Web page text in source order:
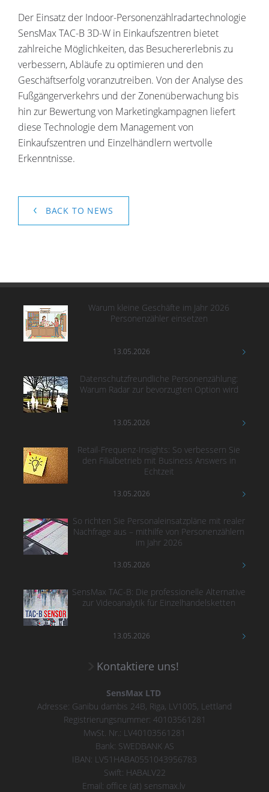
Der Einsatz der Indoor-Personenzählradartechnologie
SensMax TAC-B 3D-W in Einkaufszentren bietet
zahlreiche Möglichkeiten, das Besuchererlebnis zu
verbessern, Abläufe zu optimieren und den
Geschäftserfolg voranzutreiben. Von der Analyse des
Fußgängerverkehrs und der Zonenüberwachung bis
hin zur Bewertung von Marketingkampagnen liefert
diese Technologie dem Management von
Einkaufszentren und Einzelhändlern wertvolle
Erkenntnisse.
BACK TO NEWS
Warum kleine Geschäfte im Jahr 2026
Personenzähler einsetzen
13.05.2026
Datenschutzfreundliche Personenzählung:
Warum Radar zur bevorzugten Option wird
13.05.2026
Retail-Frequenz-Insights: So verbessern Sie
den Filialbetrieb mit Business Answers in
Echtzeit
13.05.2026
So richten Sie Personaleinsatzpläne mit realer
Nachfrage aus – mithilfe von Personenzählern
im Jahr 2026
13.05.2026
SensMax TAC-B: Die professionelle Alternative
zur Videoanalytik für Einzelhandelsketten
13.05.2026
Kontaktiere uns!
SensMax LTD
Adresse: Ganibu dambis 24B, Riga, LV1005, Lettland
Registrierungsnummer: 40103561281
MwSt. Nr.: LV40103561281
Bank: SWEDBANK AS
IBAN: LV51HABA0551043956783
Swift: HABALV22
Email: office (at) sensmax.lv